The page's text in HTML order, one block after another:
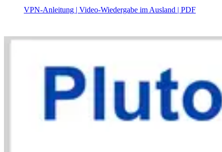
VPN-Anleitung | Video-Wiedergabe im Ausland | PDF